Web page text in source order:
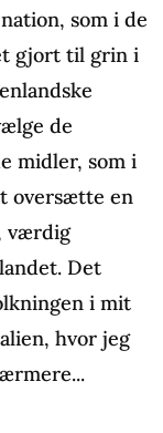
som i de
gjort til grin i
de
midler, som i
oversætte en
værdig
Det
i mit
hvor jeg